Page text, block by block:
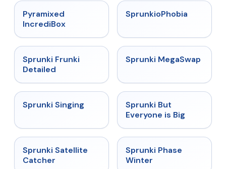
Pyramixed
IncrediBox
★
SprunkioPhobia
★
Sprunki Frunki
Detailed
★ 4.5
Sprunki MegaSwap
★
Sprunki Singing
Sprunki But
Everyone is Big
★ 4.4
Sprunki Satellite
Catcher
★
Sprunki Phase
Winter